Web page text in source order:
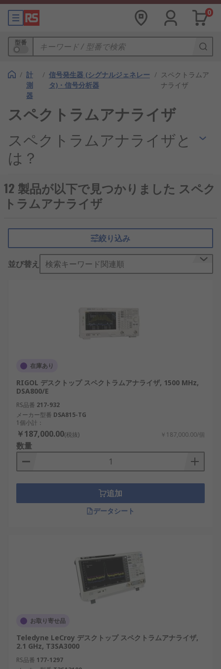
0
型番
/ 計
測
器
/ 信号発生器 (シグナルジェネレー
タ)・信号分析器
/ スペクトラムア
ナライザ
スペクトラムアナライザ
スペクトラムアナライザと
は？
スペクトラムアナライザは、電気信号を周波数ごと
の成分に分けて表示し、信号の強さ、ノイズ、不要
な発振、変調状態などを確認する測定器です。電子
い周波数領域の状態を可視化できます。入力信号を
周波数成分に変換し、横軸を周波数、縦軸をレベル
として表示する点が特徴です。無線通信、ＲＦ回
路、電源ノイズ評価、ＥＭＩ対策、研究開発、製造
検査、保守点検などで使われます。
スペクトラムアナライザは、入力された信号を周波
数ごとの成分に分解し、それぞれのレベルを測定す
順に切り替えながら信号レベルを取得し、スペクト
ラムとして表示します。リアルタイムスペクトラム
アナライザは、信号を高速にデジタル処理し、短時
間だけ発生するノイズや突発的な信号も捉えやすく
します。測定結果は、周波数範囲、分解能帯域幅、
ノイズフロア、入力レベル、トリガ機能などに影響
されるため、用途に合った仕様で選定します。
スペクトラムアナライザとネットワークアナ
ライザの違い
スペクトラムアナライザは、信号そのものに含まれ
る周波数成分やノイズを観測する測定器です。発振
器、送信機、電源、通信モジュール、ケーブルから
ネットワークアナライザは、回路や部品に信号を入
れ、その応答を測定して伝送特性や反射特性を見る
測定器です。フィルタ、アンテナ、ケーブル、ＲＦ
部品のＳパラメータやインピーダンス確認に使われ
測る」用途、ネットワークアナライザは「入れた信
くなります。
12 製品が以下で見つかりました スペク
トラムアナライザ
絞り込み
並び替え 検索キーワード関連順
在庫あり
RIGOL デスクトップ スペクトラムアナライザ, 1500 MHz,
DSA800/E
RS品番 217-932
メーカー型番 DSA815-TG
1個小計：
￥187,000.00(税抜) ￥187,000.00/個
数量
追加
データシート
お取り寄せ品
Teledyne LeCroy デスクトップ スペクトラムアナライザ,
2.1 GHz, T3SA3000
RS品番 177-1297